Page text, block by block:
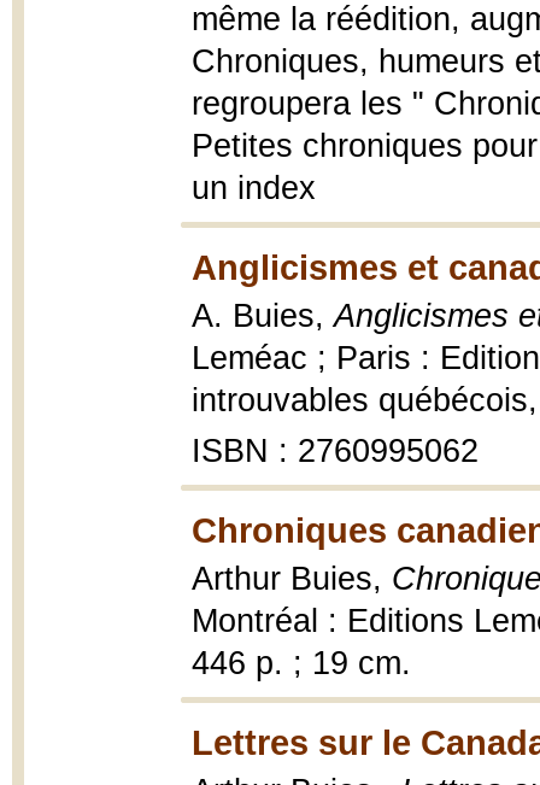
même la réédition,
Chroniques, humeurs
regroupera les "
Petites chroniques
un index
Anglicismes et
A. Buies,Anglicismes
Leméac ; Paris :
introuvables
ISBN : 2760995062
Chroniques
Arthur Buies,
Montréal : Editions
446 p. ; 19 cm.
Lettres sur le